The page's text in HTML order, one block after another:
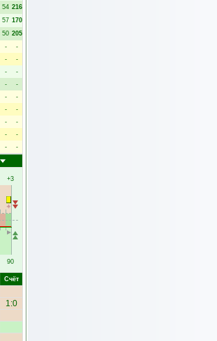
54 216
57 170
50 205
-
-
-
-
-
-
-
-
-
-
-
-
-
-
-
-
-
-
+3
90
Счёт
1:0